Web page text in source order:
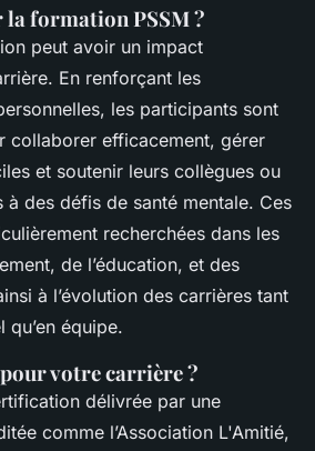
formation PSSM ?
peut avoir un impact
En renforçant les
les participants sont
collaborer efficacement, gérer
et soutenir leurs collègues ou
des défis de santé mentale. Ces
recherchées dans les
de l’éducation, et des
à l’évolution des carrières tant
équipe.
votre carrière ?
délivrée par une
comme l’Association L'Amitié,